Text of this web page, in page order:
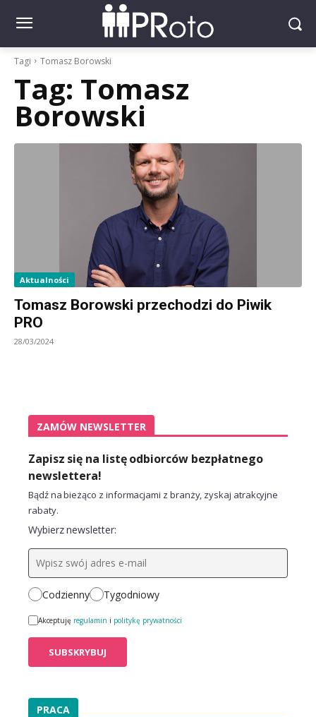
Tagi Tomasz Borowski
Tag: Tomasz
Borowski
Aktualności
Tomasz Borowski przechodzi do Piwik
PRO
28/03/2024
ZAMÓW NEWSLETTER
Zapisz się na listę odbiorców bezpłatnego
newslettera!
Bądź na bieżąco z informacjami z branży, zyskaj atrakcyjne
rabaty.
Wybierz newsletter:
Codzienny Tygodniowy
Akceptuję regulamin i politykę prywatności
PRACA